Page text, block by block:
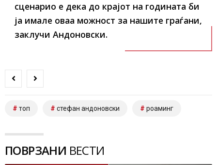
сценарио е дека до крајот на годината би
ја имале оваа можност за нашите граѓани,
заклучи Андоновски.
топ стефан андоновски роаминг
ПОВРЗАНИ ВЕСТИ